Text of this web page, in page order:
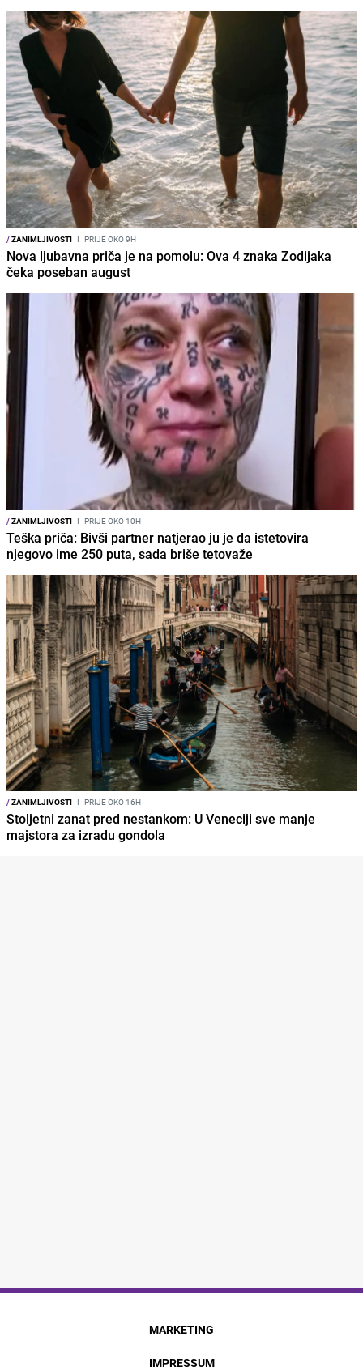
/ZANIMLJIVOSTI I PRIJE OKO 9H
Nova ljubavna priča je na pomolu: Ova 4 znaka Zodijaka
čeka poseban august
/ZANIMLJIVOSTI I PRIJE OKO 10H
Teška priča: Bivši partner natjerao ju je da istetovira
njegovo ime 250 puta, sada briše tetovaže
/ZANIMLJIVOSTI I PRIJE OKO 16H
Stoljetni zanat pred nestankom: U Veneciji sve manje
majstora za izradu gondola
MARKETING
IMPRESSUM